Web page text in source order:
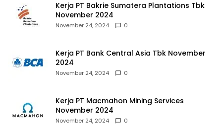
Kerja PT Bakrie Sumatera Plantations Tbk
November 2024
November 24, 2024 0
Kerja PT Bank Central Asia Tbk November
2024
November 24, 2024 0
Kerja PT Macmahon Mining Services
November 2024
November 24, 2024 0